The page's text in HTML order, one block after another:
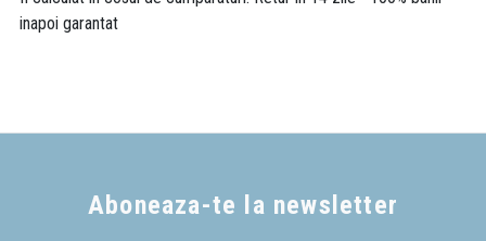
inapoi garantat
Aboneaza-te la newsletter